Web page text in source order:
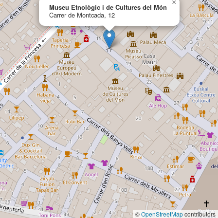
Museu Etnològic i de Cultures del Món
Carrer de Montcada, 12
×
©OpenStreetMapcontributors